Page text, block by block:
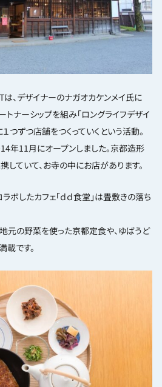
、デザイナーのナガオカケンメイ氏に
トナーシップを組み「ロングライフデザイ
つずつ店舗をつくっていくという活動。
年11月にオープンしました。京都造形
ていて、お寺の中にお店があります。
ボしたカフェ「ｄｄ食堂」は畳敷きの落ち
元の野菜を使った京都定食や、ゆばうど
載です。